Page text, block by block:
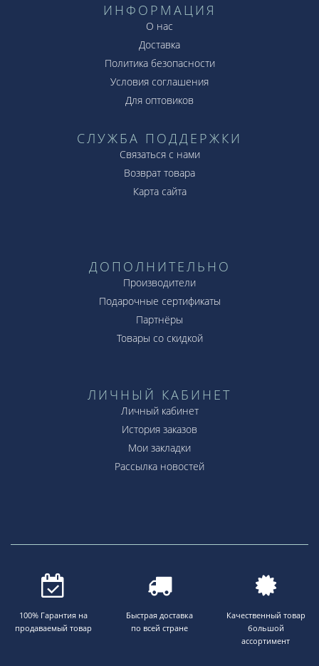
ИНФОРМАЦИЯ
О нас
Доставка
Политика безопасности
Условия соглашения
Для оптовиков
СЛУЖБА ПОДДЕРЖКИ
Связаться с нами
Возврат товара
Карта сайта
ДОПОЛНИТЕЛЬНО
Производители
Подарочные сертификаты
Партнёры
Товары со скидкой
ЛИЧНЫЙ КАБИНЕТ
Личный кабинет
История заказов
Мои закладки
Рассылка новостей
100% Гарантия на
продаваемый товар
Быстрая доставка
по всей стране
Качественный товар
большой
ассортимент